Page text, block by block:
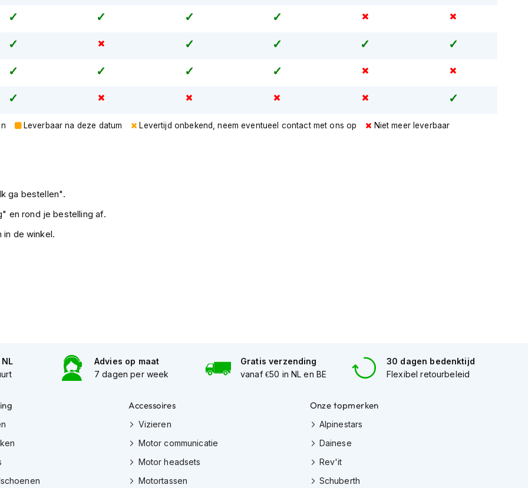
Leverbaar na deze datum Levertijd onbekend, neem eventueel contact met ons op Niet meer leverbaar
ga bestellen".
en rond je bestelling af.
in de winkel.
Advies op maat
7 dagen per week
Gratis verzending
vanaf €50 in NL en BE
30 dagen bedenktijd
Flexibel retourbeleid
Accessoires
Vizieren
Motor communicatie
Motor headsets
Motortassen
Onze topmerken
Alpinestars
Dainese
Rev'it
Schuberth